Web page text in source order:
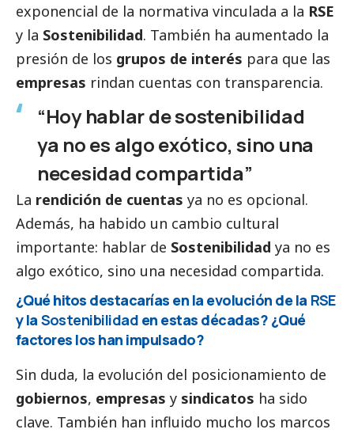
exponencial de la normativa vinculada a la RSE
y la Sostenibilidad. También ha aumentado la
presión de los grupos de interés para que las
empresas rindan cuentas con transparencia.
“Hoy hablar de sostenibilidad
ya no es algo exótico, sino una
necesidad compartida”
La rendición de cuentas ya no es opcional.
Además, ha habido un cambio cultural
importante: hablar de Sostenibilidad ya no es
algo exótico, sino una necesidad compartida.
¿Qué hitos destacarías en la evolución de la RSE
y la Sostenibilidad en estas décadas? ¿Qué
factores los han impulsado?
Sin duda, la evolución del posicionamiento de
gobiernos, empresas y sindicatos ha sido
clave. También han influido mucho los marcos